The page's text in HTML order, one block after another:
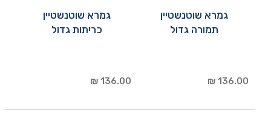
גמרא שוטנשטיין
תמורה גדול
136.00 ₪
גמרא שוטנשטיין
כריתות גדול
136.00 ₪